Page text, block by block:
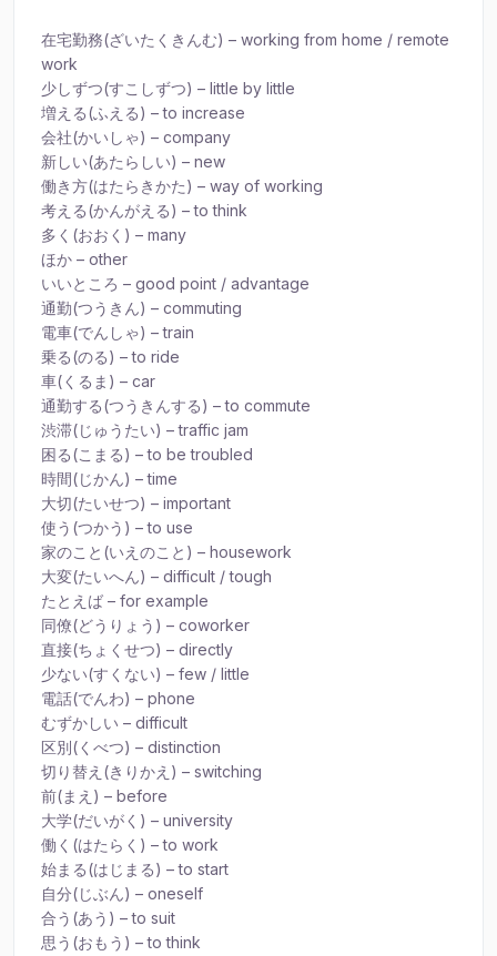
在宅勤務(ざいたくきんむ) – working from home / remote
work
少しずつ(すこしずつ) – little by little
増える(ふえる) – to increase
会社(かいしゃ) – company
新しい(あたらしい) – new
働き方(はたらきかた) – way of working
考える(かんがえる) – to think
多く(おおく) – many
ほか – other
いいところ – good point / advantage
通勤(つうきん) – commuting
電車(でんしゃ) – train
乗る(のる) – to ride
車(くるま) – car
通勤する(つうきんする) – to commute
渋滞(じゅうたい) – traffic jam
困る(こまる) – to be troubled
時間(じかん) – time
大切(たいせつ) – important
使う(つかう) – to use
家のこと(いえのこと) – housework
大変(たいへん) – difficult / tough
たとえば – for example
同僚(どうりょう) – coworker
直接(ちょくせつ) – directly
少ない(すくない) – few / little
電話(でんわ) – phone
むずかしい – difficult
区別(くべつ) – distinction
切り替え(きりかえ) – switching
前(まえ) – before
大学(だいがく) – university
働く(はたらく) – to work
始まる(はじまる) – to start
自分(じぶん) – oneself
合う(あう) – to suit
思う(おもう) – to think